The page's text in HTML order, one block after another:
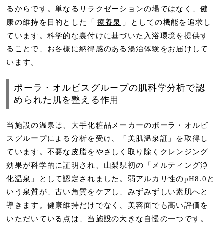
るからです。単なるリラクゼーションの場ではなく、健
康の維持を目的とした「
療養泉
」としての機能を追求し
ています。科学的な裏付けに基づいた入浴環境を提供す
ることで、お客様に納得感のある湯治体験をお届けして
います。
ポーラ・オルビスグループの肌科学分析で認
められた肌を整える作用
当施設の温泉は、大手化粧品メーカーのポーラ・オルビ
スグループによる分析を受け、「美肌温泉証」を取得し
ています。不要な皮脂をやさしく取り除くクレンジング
効果が科学的に証明され、山梨県初の「メルティング浄
化温泉」として認定されました。弱アルカリ性のpH8.0と
いう泉質が、古い角質をケアし、みずみずしい素肌へと
導きます。健康維持だけでなく、美容面でも高い評価を
いただいている点は、当施設の大きな自慢の一つです。